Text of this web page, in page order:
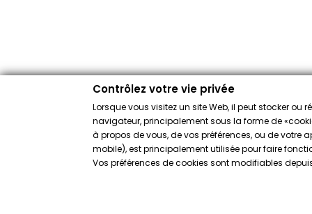
Contrôlez votre vie privée
Lorsque vous visitez un site Web, il peut stocker ou
navigateur, principalement sous la forme de
à propos de vous, de vos préférences, ou de votre
mobile), est principalement utilisée pour faire
Vos préférences de cookies sont modifiables